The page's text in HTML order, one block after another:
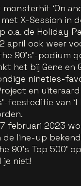
monsterhit ‘On
X-Session in
o.a. de Holiday
april ook weer
90’s’-podium
het bij Gene en
nineties-
en
feesteditie van ‘I
februari 2023
de line-up
90’s Top 500’
je niet!